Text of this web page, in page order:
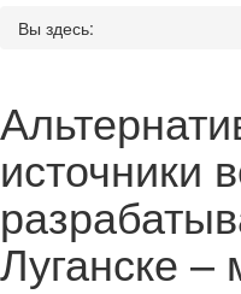
Вы здесь:
источники
Луганске –